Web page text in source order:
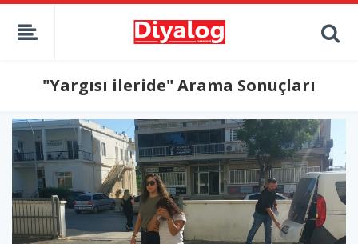
"Yargısı ileride" Arama Sonuçları